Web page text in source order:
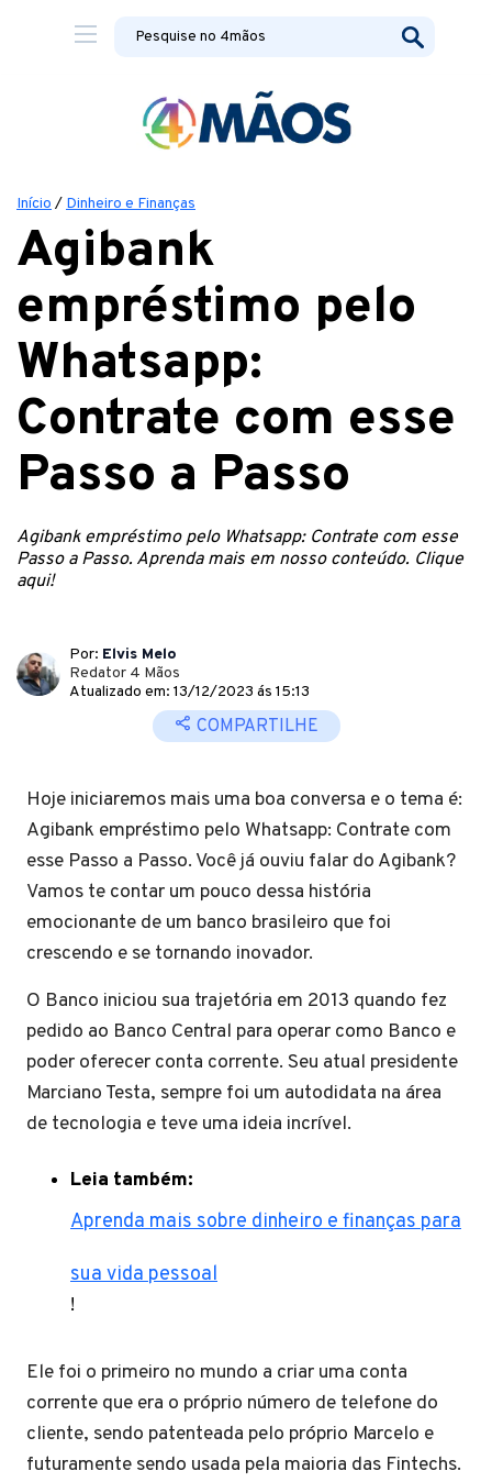
Início / Dinheiro e Finanças
Agibank
empréstimo pelo
Whatsapp:
Contrate com esse
Passo a Passo
Agibank empréstimo pelo Whatsapp: Contrate com esse
Passo a Passo. Aprenda mais em nosso conteúdo. Clique
aqui!
Por: Elvis Melo
Redator 4 Mãos
Atualizado em: 13/12/2023 ás 15:13
COMPARTILHE
Hoje iniciaremos mais uma boa conversa e o tema é:
Agibank empréstimo pelo Whatsapp: Contrate com
esse Passo a Passo. Você já ouviu falar do Agibank?
Vamos te contar um pouco dessa história
emocionante de um banco brasileiro que foi
crescendo e se tornando inovador.
O Banco iniciou sua trajetória em 2013 quando fez
pedido ao Banco Central para operar como Banco e
poder oferecer conta corrente. Seu atual presidente
Marciano Testa, sempre foi um autodidata na área
de tecnologia e teve uma ideia incrível.
Leia também:
Aprenda mais sobre dinheiro e finanças para
sua vida pessoal
!
Ele foi o primeiro no mundo a criar uma conta
corrente que era o próprio número de telefone do
cliente, sendo patenteada pelo próprio Marcelo e
futuramente sendo usada pela maioria das Fintechs.